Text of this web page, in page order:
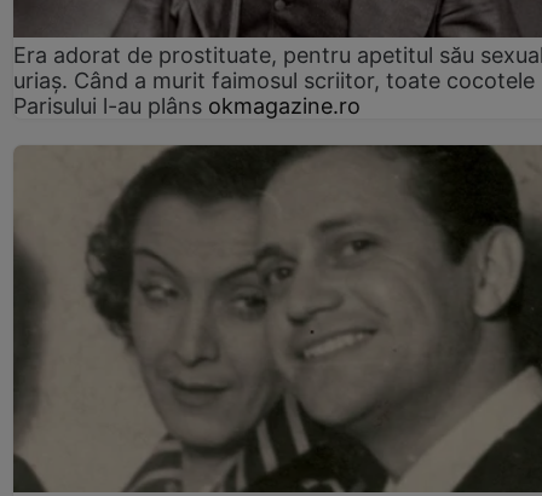
Era adorat de prostituate, pentru apetitul său
uriaș. Când a murit faimosul scriitor, toate cocotele
Parisului l-au plâns okmagazine.ro